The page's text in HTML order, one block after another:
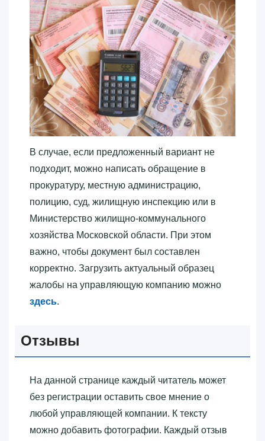
В случае, если предложенный вариант не
подходит, можно написать обращение в
прокуратуру, местную администрацию,
полицию, суд, жилищную инспекцию или в
Министерство жилищно-коммунального
хозяйства Московской области. При этом
важно, чтобы документ был составлен
корректно. Загрузить актуальный образец
жалобы на управляющую компанию можно
здесь.
Отзывы
На данной странице каждый читатель может
без регистрации оставить свое мнение о
любой управляющей компании. К тексту
можно добавить фотографии. Каждый отзыв